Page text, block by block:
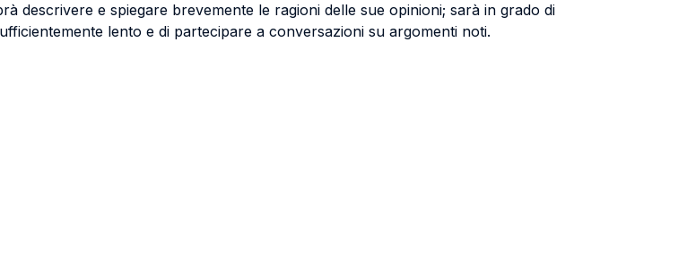
descrivere e spiegare brevemente le ragioni delle sue opinioni; sarà in grado di
lento e di partecipare a conversazioni su argomenti noti.